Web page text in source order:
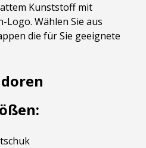
Kunststoff mit
Wählen Sie aus
die für Sie geeignete